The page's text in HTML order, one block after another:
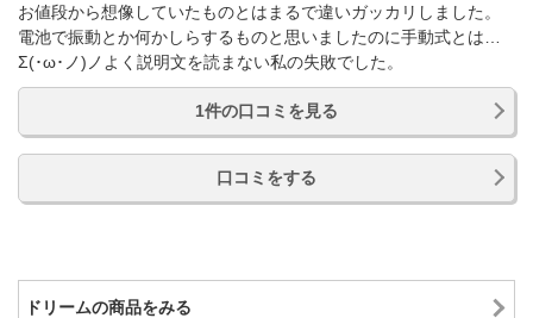
お値段から想像していたものとはまるで違いガッカリしました。
電池で振動とか何かしらするものと思いましたのに手動式とは…
Σ(･ω･ノ)ノよく説明文を読まない私の失敗でした。
1件の口コミを見る
口コミをする
ドリームの商品をみる